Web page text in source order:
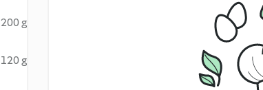
200 g
120 g